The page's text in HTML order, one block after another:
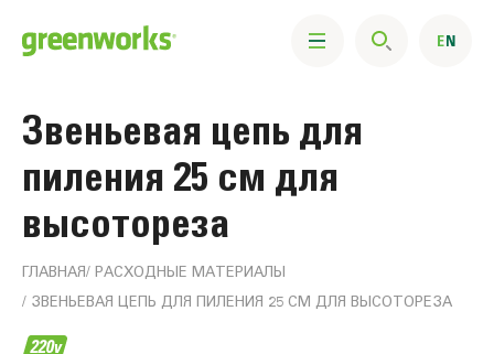
Звеньевая цепь для
пиления 25 см для
высотореза
ГЛАВНАЯ РАСХОДНЫЕ МАТЕРИАЛЫ
ЗВЕНЬЕВАЯ ЦЕПЬ ДЛЯ ПИЛЕНИЯ 25 СМ ДЛЯ ВЫСОТОРЕЗА
Информация